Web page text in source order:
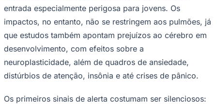
entrada especialmente perigosa para jovens. Os
impactos, no entanto, não se restringem aos pulmões, já
que estudos também apontam prejuízos ao cérebro em
desenvolvimento, com efeitos sobre a
neuroplasticidade, além de quadros de ansiedade,
distúrbios de atenção, insônia e até crises de pânico.
Os primeiros sinais de alerta costumam ser silenciosos: